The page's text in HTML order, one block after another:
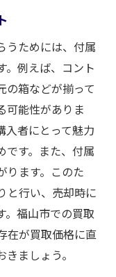
うためには、付属
。例えば、コント
の箱などが揃って
可能性がありま
入者にとって魅力
です。また、付属
ります。このた
と行い、売却時に
。福山市での買取
在が買取価格に直
ましょう。